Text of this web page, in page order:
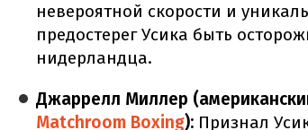
невероятной скорости и
предостерег Усика быть
нидерландца.
Джаррелл Миллер
Matchroom Boxing): Признал